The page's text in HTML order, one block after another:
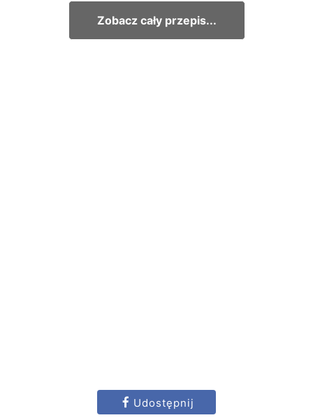
Zobacz cały przepis...
Udostępnij